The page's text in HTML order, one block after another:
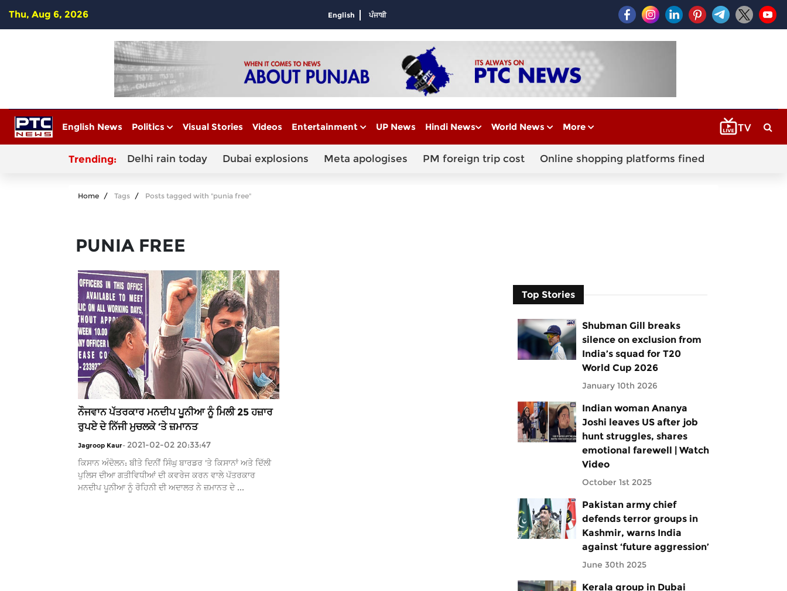
Thu, Aug 6, 2026 English ਪੰਜਾਬੀ
English News Politics Visual Stories Videos Entertainment UP News Hindi News World News More
Trending: Delhi rain today Dubai explosions Meta apologises PM foreign trip cost Online shopping platforms fined
Home Tags Posts tagged with "punia free"
PUNIA FREE
ਨੌਜਵਾਨ ਪੱਤਰਕਾਰ ਮਨਦੀਪ ਪੂਨੀਆ ਨੂੰ ਮਿਲੀ 25 ਹਜ਼ਾਰ
ਰੁਪਏ ਦੇ ਨਿੱਜੀ ਮੁਚਲਕੇ ‘ਤੇ ਜ਼ਮਾਨਤ
Jagroop Kaur- 2021-02-02 20:33:47
ਕਿਸਾਨ ਅੰਦੋਲਨ: ਬੀਤੇ ਦਿਨੀਂ ਸਿੰਘੁ ਬਾਰਡਰ 'ਤੇ ਕਿਸਾਨਾਂ ਅਤੇ ਦਿੱਲੀ
ਪੁਲਿਸ ਦੀਆ ਗਤੀਵਿਧੀਆਂ ਦੀ ਕਵਰੇਜ ਕਰਨ ਵਾਲੇ ਪੱਤਰਕਾਰ
ਮਨਦੀਪ ਪੂਨੀਆ ਨੂੰ ਰੋਹਿਨੀ ਦੀ ਅਦਾਲਤ ਨੇ ਜ਼ਮਾਨਤ ਦੇ ...
Top Stories
Shubman Gill breaks
silence on exclusion from
India’s squad for T20
World Cup 2026
January 10th 2026
Indian woman Ananya
Joshi leaves US after job
hunt struggles, shares
emotional farewell | Watch
Video
October 1st 2025
Pakistan army chief
defends terror groups in
Kashmir, warns India
against ‘future aggression’
June 30th 2025
Kerala group in Dubai